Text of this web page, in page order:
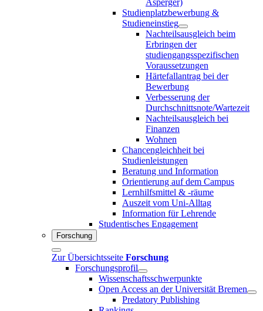
Studienplatzbewerbung &
Studieneinstieg
Nachteilsausgleich beim
Erbringen der
studiengangsspezifischen
Voraussetzungen
Härtefallantrag bei der
Bewerbung
Verbesserung der
Durchschnittsnote/Wartezeit
Nachteilsausgleich bei
Finanzen
Wohnen
Chancengleichheit bei
Studienleistungen
Beratung und Information
Orientierung auf dem Campus
Lernhilfsmittel & -räume
Auszeit vom Uni-Alltag
Information für Lehrende
Studentisches Engagement
Forschung
Zur Übersichtsseite Forschung
Forschungsprofil
Wissenschaftsschwerpunkte
Open Access an der Universität Bremen
Predatory Publishing